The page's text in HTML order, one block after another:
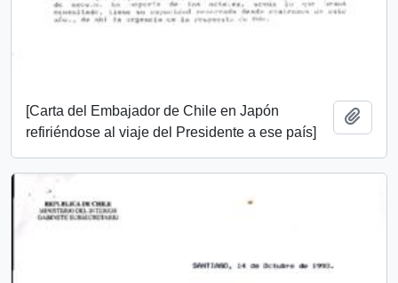
[Carta del Embajador de Chile en Japón
refiriéndose al viaje del Presidente a ese país]